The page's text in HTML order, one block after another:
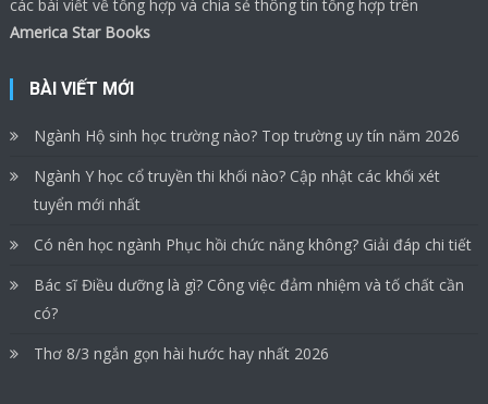
các bài viết về tổng hợp và chia sẻ thông tin tổng hợp trên
America Star Books
BÀI VIẾT MỚI
Ngành Hộ sinh học trường nào? Top trường uy tín năm 2026
Ngành Y học cổ truyền thi khối nào? Cập nhật các khối xét
tuyển mới nhất
Có nên học ngành Phục hồi chức năng không? Giải đáp chi tiết
Bác sĩ Điều dưỡng là gì? Công việc đảm nhiệm và tố chất cần
có?
Thơ 8/3 ngắn gọn hài hước hay nhất 2026